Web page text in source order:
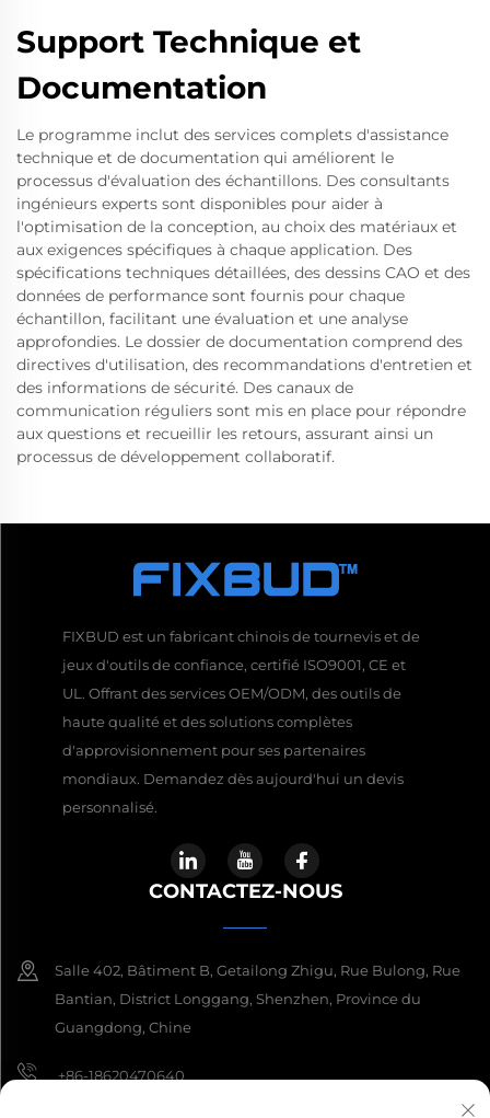
Support Technique et
Documentation
Le programme inclut des services complets d'assistance
technique et de documentation qui améliorent le
processus d'évaluation des échantillons. Des consultants
ingénieurs experts sont disponibles pour aider à
l'optimisation de la conception, au choix des matériaux et
aux exigences spécifiques à chaque application. Des
spécifications techniques détaillées, des dessins CAO et des
données de performance sont fournis pour chaque
échantillon, facilitant une évaluation et une analyse
approfondies. Le dossier de documentation comprend des
directives d'utilisation, des recommandations d'entretien et
des informations de sécurité. Des canaux de
communication réguliers sont mis en place pour répondre
aux questions et recueillir les retours, assurant ainsi un
processus de développement collaboratif.
FIXBUD est un fabricant chinois de tournevis et de
jeux d'outils de confiance, certifié ISO9001, CE et
UL. Offrant des services OEM/ODM, des outils de
haute qualité et des solutions complètes
d'approvisionnement pour ses partenaires
mondiaux. Demandez dès aujourd'hui un devis
personnalisé.
CONTACTEZ-NOUS
Salle 402, Bâtiment B, Getailong Zhigu, Rue Bulong, Rue
Bantian, District Longgang, Shenzhen, Province du
Guangdong, Chine
+86-18620470640